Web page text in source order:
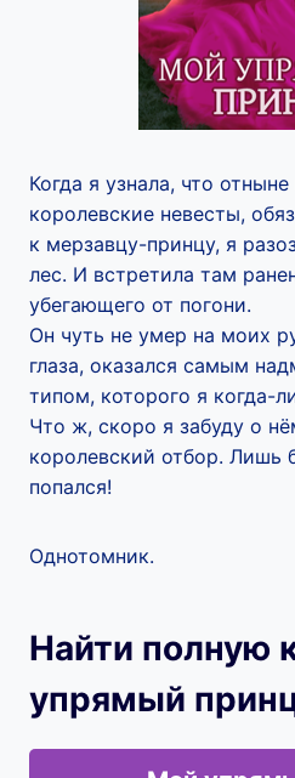
Когда я узнала, что
королевские невесты,
к мерзавцу-принцу, я
лес. И встретила там
убегающего от погони.
Он чуть не умер на моих
глаза, оказался самым
типом, которого я когда-
Что ж, скоро я забуду о
королевский отбор. Лишь
попался!
Однотомник.
Найти полную
упрямый